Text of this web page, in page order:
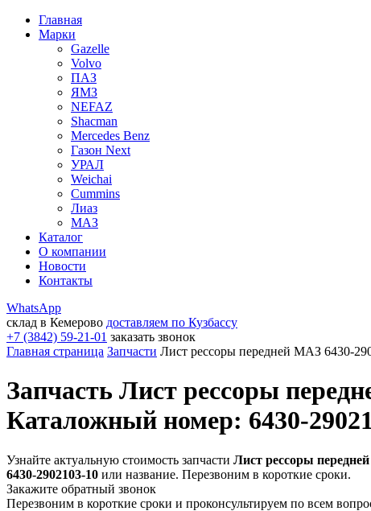
Главная
Марки
Gazelle
Volvo
ПАЗ
ЯМЗ
NEFAZ
Shacman
Mercedes Benz
Газон Next
УРАЛ
Weichai
Cummins
Лиаз
МАЗ
Каталог
О компании
Новости
Контакты
WhatsApp
склад в Кемерово доставляем по Кузбассу
+7 (3842) 59-21-01 заказать звонок
Главная страница Запчасти Лист рессоры передней МАЗ 6430-
Запчасть Лист рессоры
Каталожный номер: 6430-
Узнайте актуальную стоимость запчасти Лист рессоры
6430-2902103-10 или название. Перезвоним в короткие сроки.
Закажите обратный звонок
Перезвоним в короткие сроки и проконсультируем по всем